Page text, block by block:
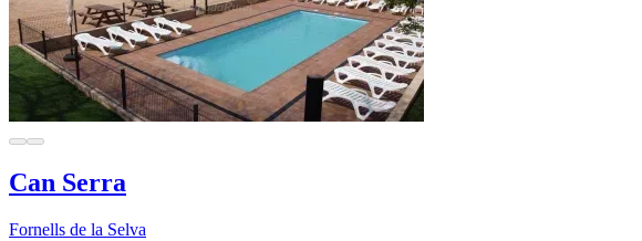
Can Serra
Fornells de la Selva